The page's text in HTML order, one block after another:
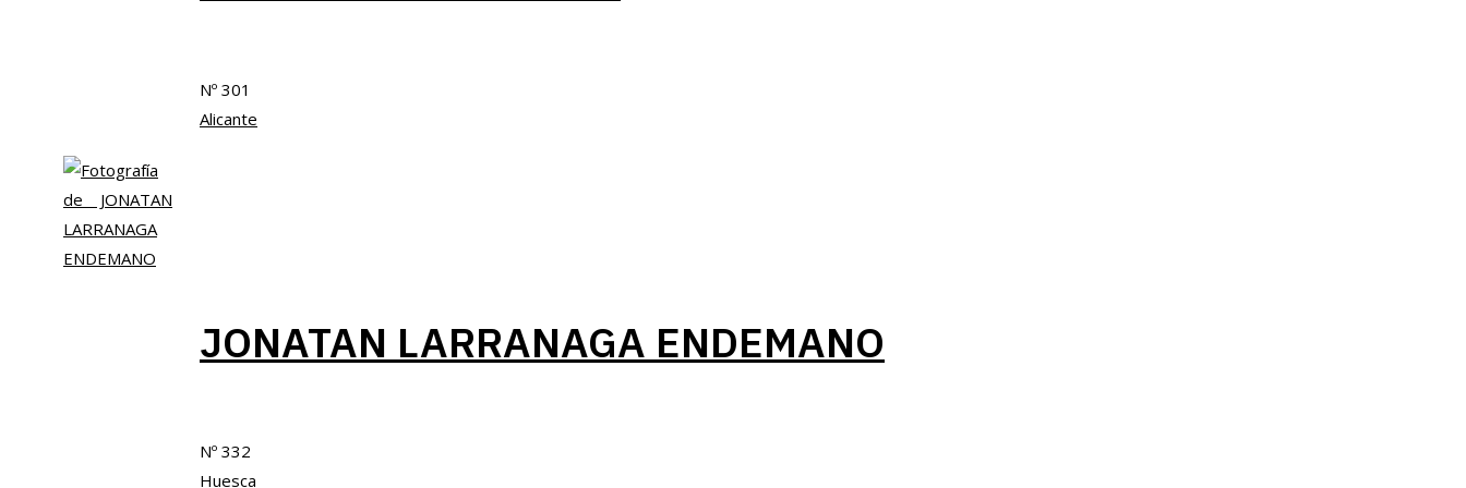
Nº 301
Alicante
JONATAN LARRANAGA ENDEMANO
Nº 332
Huesca